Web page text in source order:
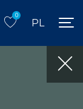
0
PL